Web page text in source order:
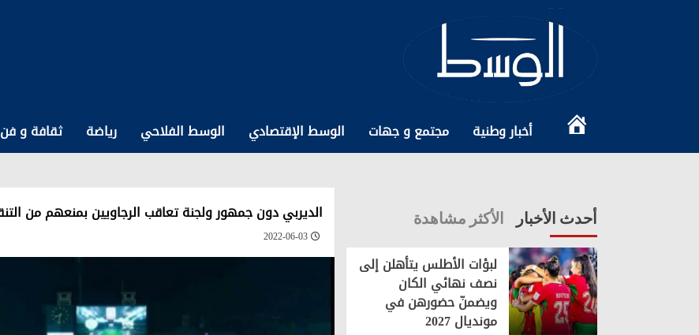
الرئيسية
أخبار وطنية مجتمع و جهات الوسط الإقتصادي الوسط الفلاحي رياضة ثقافة و فن
الديربي دون جمهور ولجنة تعاقب الرجاويين بمنعهم من
2022-06-03
أحدث الأخبار الأكثر مشاهدة
لبؤات الأطلس يتأهلن إلى
نصف نهائي الكان
ويضمنّ حضورهن في
مونديال 2027